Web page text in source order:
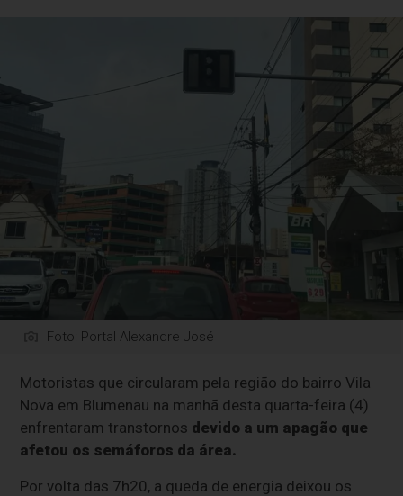
Foto: Portal Alexandre José
Motoristas que circularam pela região do bairro Vila
Nova em Blumenau na manhã desta quarta-feira (4)
enfrentaram transtornos devido a um apagão que
afetou os semáforos da área.
Por volta das 7h20, a queda de energia deixou os